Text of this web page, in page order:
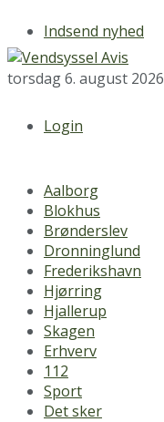
Indsend nyhed
torsdag 6. august 2026
Login
Aalborg
Blokhus
Brønderslev
Dronninglund
Frederikshavn
Hjørring
Hjallerup
Skagen
Erhverv
112
Sport
Det sker